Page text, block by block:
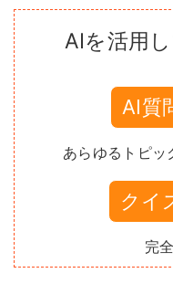
AIを活用
AI質
あらゆるトピッ
クイ
完